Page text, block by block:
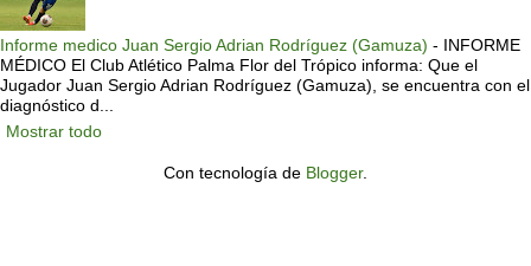
Informe medico Juan Sergio Adrian Rodríguez (Gamuza) - INFORME
MÉDICO El Club Atlético Palma Flor del Trópico informa: Que el
Jugador Juan Sergio Adrian Rodríguez (Gamuza), se encuentra con el
diagnóstico d...
Mostrar todo
Con tecnología de Blogger.